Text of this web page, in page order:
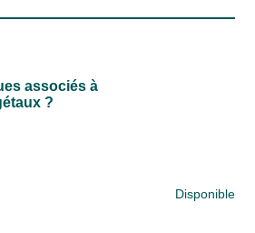
associés à
?
Disponible